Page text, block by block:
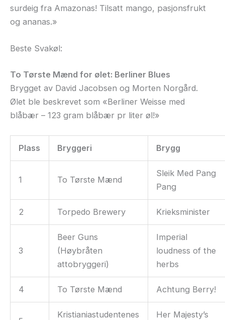
surdeig fra Amazonas! Tilsatt mango, pasjonsfrukt
og ananas.»
Beste Svakøl:
To Tørste Mænd for ølet: Berliner Blues
Brygget av David Jacobsen og Morten Norgård.
Ølet ble beskrevet som «Berliner Weisse med
blåbær – 123 gram blåbær pr liter øl!»
Plass Bryggeri Brygg
1 To Tørste Mænd
Sleik Med Pang
Pang
2 Torpedo Brewery Krieksminister
3
Beer Guns
(Høybråten
attobryggeri)
Imperial
loudness of the
herbs
4 To Tørste Mænd Achtung Berry!
Kristianiastudentenes Her Majesty’s